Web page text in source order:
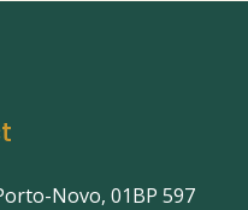
Novo, 01BP 597